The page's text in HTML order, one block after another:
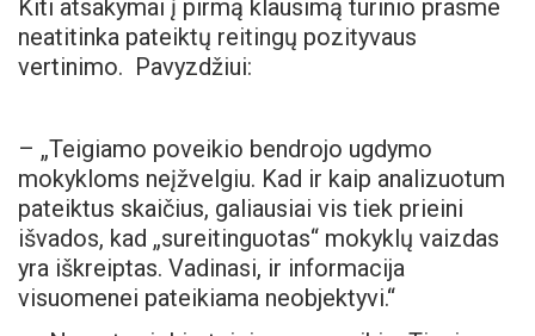
Kiti atsakymai į pirmą klausimą turinio prasme
neatitinka pateiktų reitingų pozityvaus
vertinimo. Pavyzdžiui:
– „Teigiamo poveikio bendrojo ugdymo
mokykloms neįžvelgiu. Kad ir kaip analizuotum
pateiktus skaičius, galiausiai vis tiek prieini
išvados, kad „sureitinguotas“ mokyklų vaizdas
yra iškreiptas. Vadinasi, ir informacija
visuomenei pateikiama neobjektyvi.“